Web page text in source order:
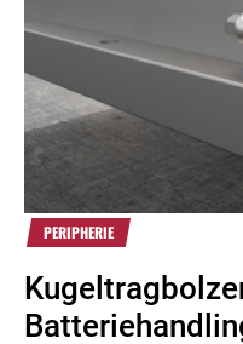
PERIPHERIE